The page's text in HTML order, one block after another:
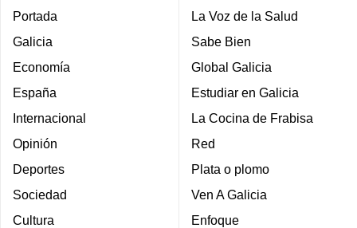
Portada
Galicia
Economía
España
Internacional
Opinión
Deportes
Sociedad
Cultura
La Voz de la Salud
Sabe Bien
Global Galicia
Estudiar en Galicia
La Cocina de Frabisa
Red
Plata o plomo
Ven A Galicia
Enfoque